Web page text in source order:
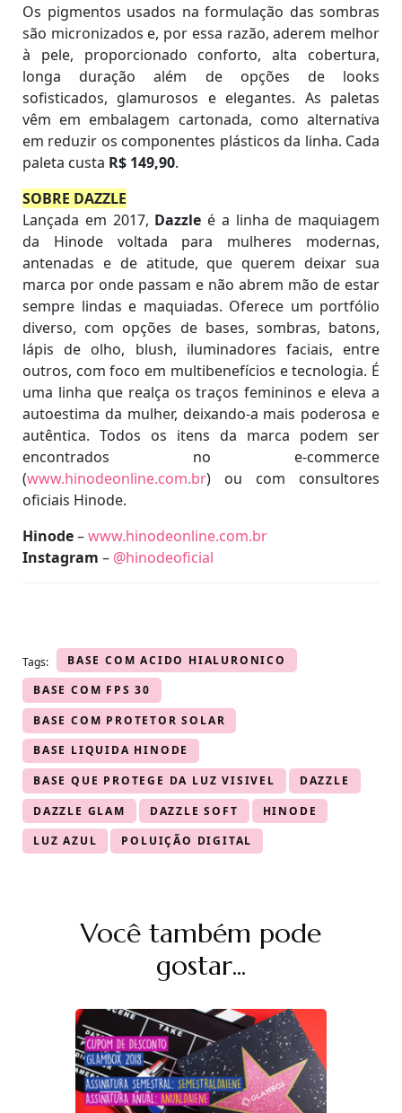
Os pigmentos usados na formulação das sombras
são micronizados e, por essa razão, aderem melhor
à pele, proporcionado conforto, alta cobertura,
longa duração além de opções de looks
sofisticados, glamurosos e elegantes. As paletas
vêm em embalagem cartonada, como alternativa
em reduzir os componentes plásticos da linha. Cada
paleta custa R$ 149,90.
SOBRE DAZZLE
Lançada em 2017, Dazzle é a linha de maquiagem
da Hinode voltada para mulheres modernas,
antenadas e de atitude, que querem deixar sua
marca por onde passam e não abrem mão de estar
sempre lindas e maquiadas. Oferece um portfólio
diverso, com opções de bases, sombras, batons,
lápis de olho, blush, iluminadores faciais, entre
outros, com foco em multibenefícios e tecnologia. É
uma linha que realça os traços femininos e eleva a
autoestima da mulher, deixando-a mais poderosa e
autêntica. Todos os itens da marca podem ser
encontrados no e-commerce
(www.hinodeonline.com.br) ou com consultores
oficiais Hinode.
Hinode–www.hinodeonline.com.br
Instagram – @hinodeoficial
Tags:
BASE COM ACIDO HIALURONICO
BASE COM FPS 30
BASE COM PROTETOR SOLAR
BASE LIQUIDA HINODE
BASE QUE PROTEGE DA LUZ VISIVEL
DAZZLE
DAZZLE GLAM
DAZZLE SOFT
HINODE
LUZ AZUL
POLUIÇÃO DIGITAL
NavegaçãoVocê também pode
gostar...